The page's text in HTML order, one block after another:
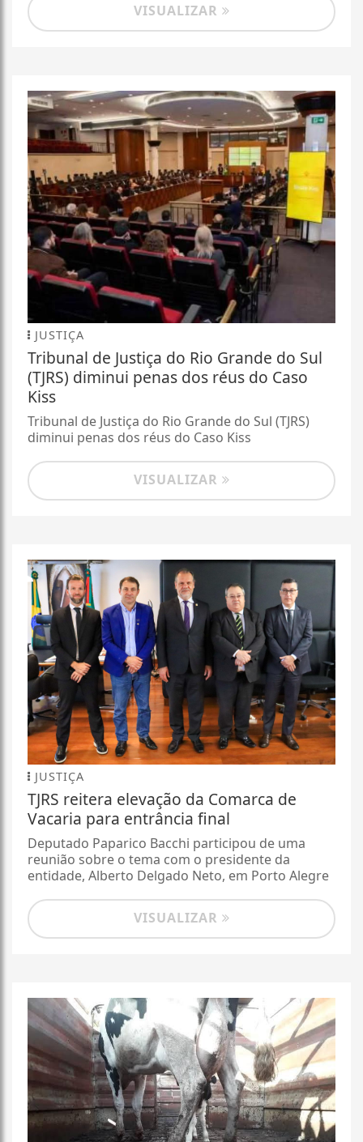
VISUALIZAR
JUSTIÇA
Tribunal de Justiça do Rio Grande do Sul
(TJRS) diminui penas dos réus do Caso
Kiss
Tribunal de Justiça do Rio Grande do Sul (TJRS)
diminui penas dos réus do Caso Kiss
VISUALIZAR
JUSTIÇA
TJRS reitera elevação da Comarca de
Vacaria para entrância final
Deputado Paparico Bacchi participou de uma
reunião sobre o tema com o presidente da
entidade, Alberto Delgado Neto, em Porto Alegre
VISUALIZAR